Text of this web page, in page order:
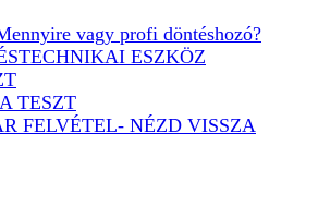
vagy profi döntéshozó?
ESZKÖZ
TESZT
FELVÉTEL- NÉZD VISSZA